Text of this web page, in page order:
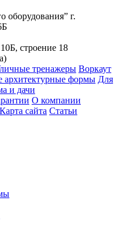
оборудования” г.
строение 18
тренажеры Воркаут
архитектурные формы Для
и дачи
О компании
Карта сайта Статьи